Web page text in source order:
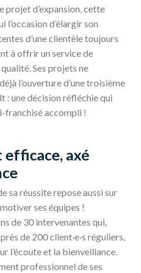
projet d’expansion, cette
l’occasion d’élargir son
d’une clientèle toujours
à offrir un service de
Ses projets ne
l’ouverture d’une troisième
: une décision réfléchie qui
franchisé accompli !
efficace, axé
sa réussite repose aussi sur
ses équipes !
de 30 intervenantes qui,
de 200 client·e·s réguliers,
l’écoute et la bienveillance.
professionnel de ses